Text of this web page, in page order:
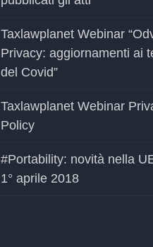
Taxlawplanet Webinar
Privacy: aggiornamenti ai
del Covid”
Taxlawplanet Webinar
Policy
#Portability: novità nella
1° aprile 2018